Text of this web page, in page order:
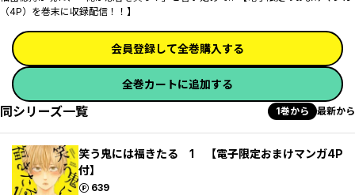
（4P）を巻末に収録配信！！】
会員登録して全巻購入する
全巻カートに追加する
同シリーズ一覧 1巻から 最新から
笑う鬼には福きたる 1 【電子限定おまけマンガ4P
付】
639
ポイント